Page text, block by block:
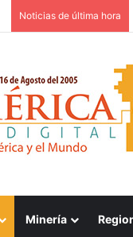
Noticias de última hora
Minería